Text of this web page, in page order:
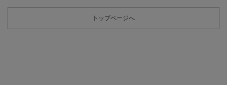
トップページへ